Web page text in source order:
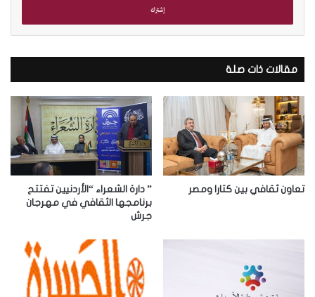
ب
ي
د
ك
ا
ل
إ
ل
ت
ر
مقالات ذات صلة
تعاون ثقافي بين كتارا ومصر
” دارة الشعراء “الأردنيين تفتتح
برنامجها الثقافي في مهرجان
جرش